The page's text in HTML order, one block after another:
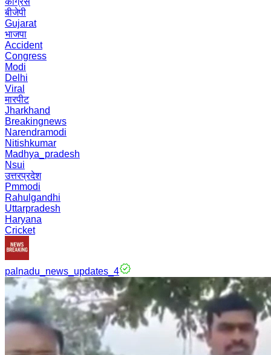
बीजेपी
Gujarat
भाजपा
Accident
Congress
Modi
Delhi
Viral
मारपीट
Jharkhand
Breakingnews
Narendramodi
Nitishkumar
Madhya_pradesh
Nsui
उत्तरप्रदेश
Pmmodi
Rahulgandhi
Uttarpradesh
Haryana
Cricket
palnadu_news_updates_4